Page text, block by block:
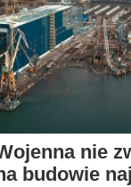
nie
budowie